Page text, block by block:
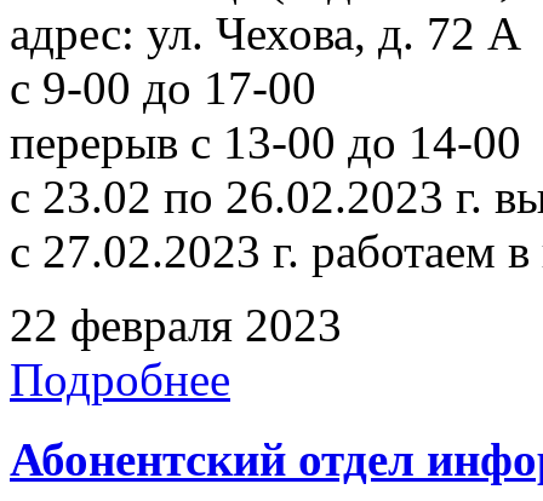
адрес: ул. Чехова, д. 72 А
с 9-00 до 17-00
перерыв с 13-00 до 14-00
с 23.02 по 26.02.2023 г.
с 27.02.2023 г. работаем
22 февраля 2023
Подробнее
Абонентский отдел